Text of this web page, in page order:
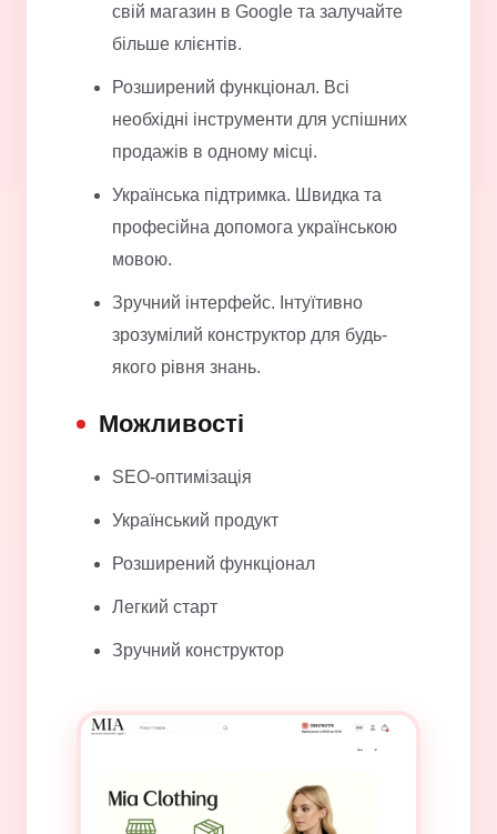
свій магазин в Google та залучайте
більше клієнтів.
Розширений функціонал. Всі
необхідні інструменти для успішних
продажів в одному місці.
Українська підтримка. Швидка та
професійна допомога українською
мовою.
Зручний інтерфейс. Інтуїтивно
зрозумілий конструктор для будь-
якого рівня знань.
Можливості
SEO-оптимізація
Український продукт
Розширений функціонал
Легкий старт
Зручний конструктор